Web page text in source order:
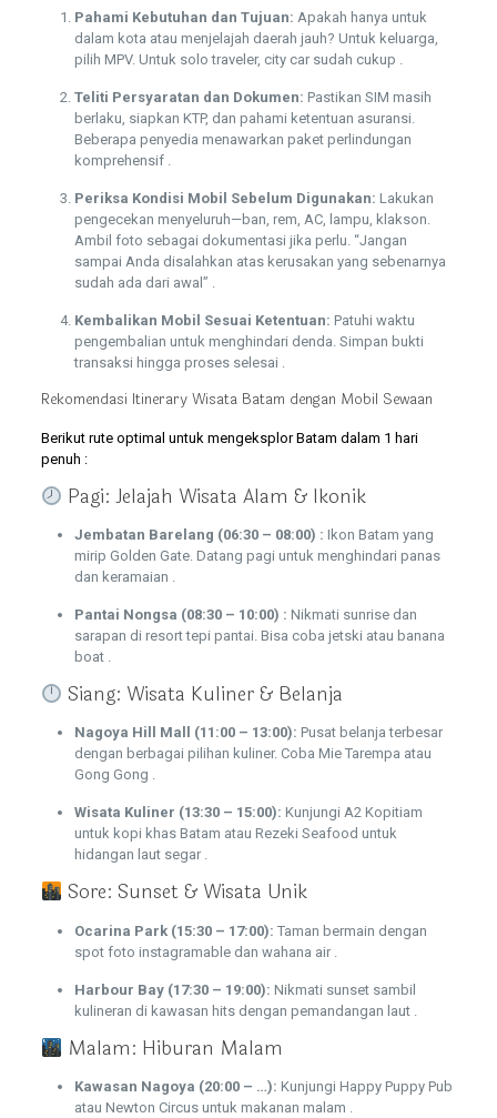
Pahami Kebutuhan dan Tujuan: Apakah hanya untuk
dalam kota atau menjelajah daerah jauh? Untuk keluarga,
pilih MPV. Untuk solo traveler, city car sudah cukup .
Teliti Persyaratan dan Dokumen: Pastikan SIM masih
berlaku, siapkan KTP, dan pahami ketentuan asuransi.
Beberapa penyedia menawarkan paket perlindungan
komprehensif .
Periksa Kondisi Mobil Sebelum Digunakan: Lakukan
pengecekan menyeluruh—ban, rem, AC, lampu, klakson.
Ambil foto sebagai dokumentasi jika perlu. “Jangan
sampai Anda disalahkan atas kerusakan yang sebenarnya
sudah ada dari awal” .
Kembalikan Mobil Sesuai Ketentuan: Patuhi waktu
pengembalian untuk menghindari denda. Simpan bukti
transaksi hingga proses selesai .
Rekomendasi Itinerary Wisata Batam dengan Mobil Sewaan
Berikut rute optimal untuk mengeksplor Batam dalam 1 hari
penuh :
Pagi: Jelajah Wisata Alam & Ikonik
Jembatan Barelang (06:30 – 08:00) : Ikon Batam yang
mirip Golden Gate. Datang pagi untuk menghindari panas
dan keramaian .
Pantai Nongsa (08:30 – 10:00) : Nikmati sunrise dan
sarapan di resort tepi pantai. Bisa coba jetski atau banana
boat .
Siang: Wisata Kuliner & Belanja
Nagoya Hill Mall (11:00 – 13:00): Pusat belanja terbesar
dengan berbagai pilihan kuliner. Coba Mie Tarempa atau
Gong Gong .
Wisata Kuliner (13:30 – 15:00): Kunjungi A2 Kopitiam
untuk kopi khas Batam atau Rezeki Seafood untuk
hidangan laut segar .
Sore: Sunset & Wisata Unik
Ocarina Park (15:30 – 17:00): Taman bermain dengan
spot foto instagramable dan wahana air .
Harbour Bay (17:30 – 19:00): Nikmati sunset sambil
kulineran di kawasan hits dengan pemandangan laut .
Malam: Hiburan Malam
Kawasan Nagoya (20:00 – …): Kunjungi Happy Puppy Pub
atau Newton Circus untuk makanan malam .